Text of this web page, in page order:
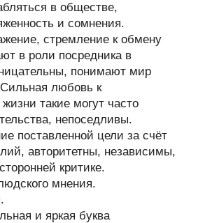
в обществе,
и сомнения.
стремление к обмену
в роли посредника в
понимают мир
любовь к
такие могут часто
непоседливы.
поставленной цели за счёт
авторитетны, независимы,
критике.
мнения.
и яркая буква